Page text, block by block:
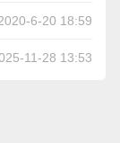
6-20 18:59
11-28 13:53